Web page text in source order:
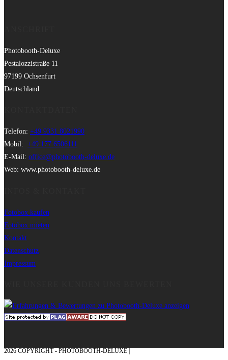
Photobooth-Deluxe
Pestalozzistraße 11
97199 Ochsenfurt
Deutschland
Telefon: +49 9331 8021990
Mobil: +49 177 6506111
E-Mail: office@photobooth-deluxe.de
Web: www.photobooth-deluxe.de
Fotobox kaufen
Fotobox mieten
Kontakt
Datenschutz
Impressum
2026 COPYRIGHT - PHOTOBOOTH-DELUXE |